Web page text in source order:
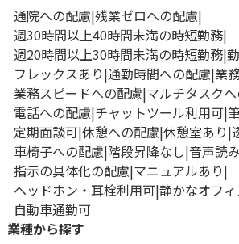
通院への配慮 残業ゼロへの配慮
週30時間以上40時間未満の時短勤務
週20時間以上30時間未満の時短勤務
フレックスあり 通勤時間への配慮 業
業務スピードへの配慮 マルチタスク
電話への配慮 チャットツール利用可
定期面談可 休憩への配慮 休憩室あり
車椅子への配慮 階段昇降なし 音声読
指示の具体化の配慮 マニュアルあり
ヘッドホン・耳栓利用可 静かなオフ
自動車通勤可
業種から探す